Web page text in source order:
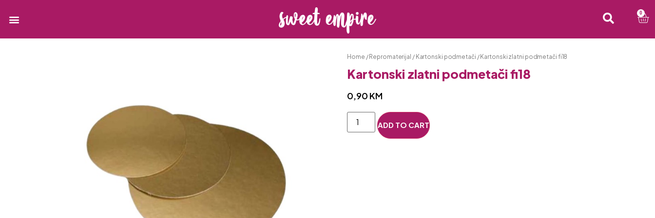
0
Home / Repromaterijal / Kartonski podmetači / Kartonski zlatni podmetači fi18
Kartonski zlatni podmetači fi18
0,90 KM
ADD TO CART